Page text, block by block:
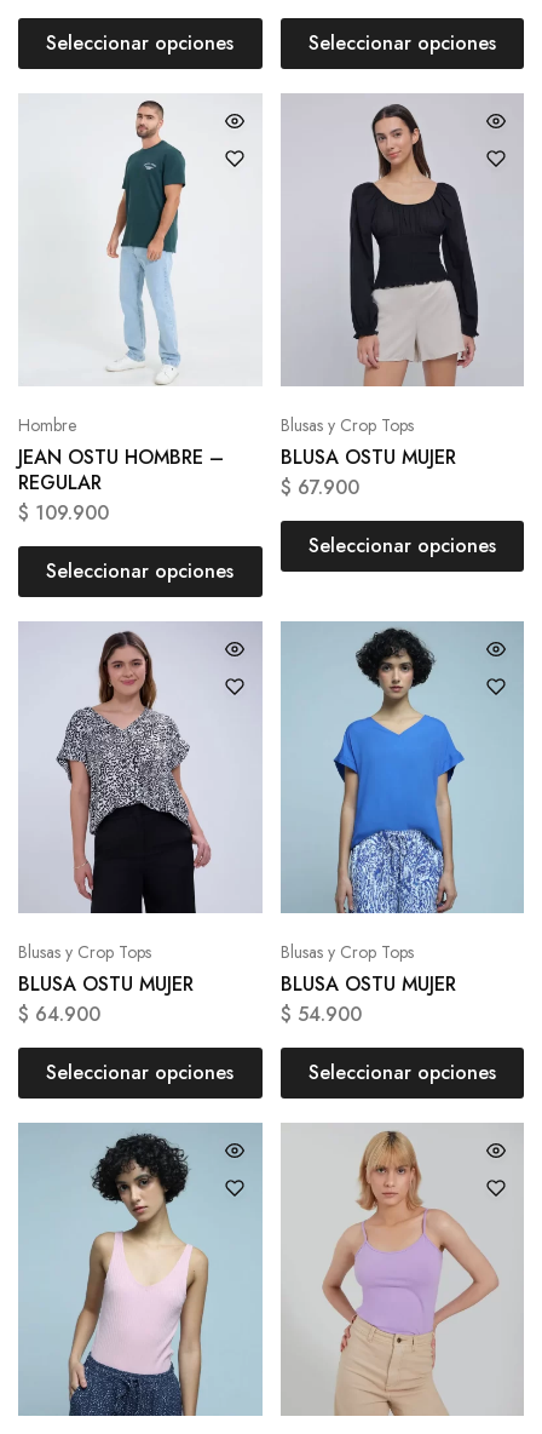
Seleccionar opciones Seleccionar opciones
Hombre
JEAN OSTU HOMBRE –
REGULAR
$ 109.900
Seleccionar opciones
Blusas y Crop Tops
BLUSA OSTU MUJER
$ 67.900
Seleccionar opciones
Blusas y Crop Tops
BLUSA OSTU MUJER
$ 64.900
Seleccionar opciones
Blusas y Crop Tops
BLUSA OSTU MUJER
$ 54.900
Seleccionar opciones